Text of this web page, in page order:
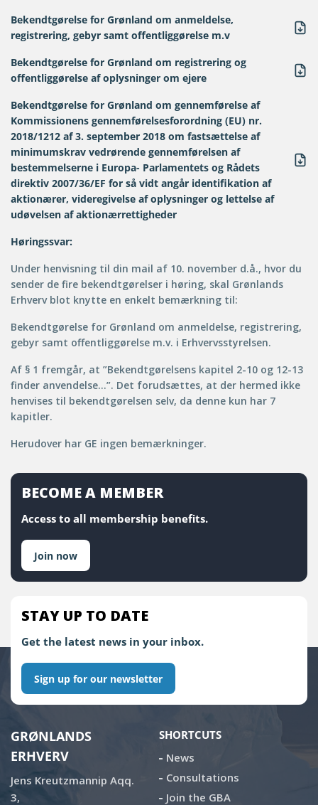
Bekendtgørelse for Grønland om anmeldelse,
registrering, gebyr samt offentliggørelse m.v
Bekendtgørelse for Grønland om registrering og
offentliggørelse af oplysninger om ejere
Bekendtgørelse for Grønland om gennemførelse af
Kommissionens gennemførelsesforordning (EU) nr.
2018/1212 af 3. september 2018 om fastsættelse af
minimumskrav vedrørende gennemførelsen af
bestemmelserne i Europa- Parlamentets og Rådets
direktiv 2007/36/EF for så vidt angår identifikation af
aktionærer, videregivelse af oplysninger og lettelse af
udøvelsen af aktionærrettigheder
Høringssvar:
Under henvisning til din mail af 10. november d.å., hvor du
sender de fire bekendtgørelser i høring, skal Grønlands
Erhverv blot knytte en enkelt bemærkning til:
Bekendtgørelse for Grønland om anmeldelse, registrering,
gebyr samt offentliggørelse m.v. i Erhvervsstyrelsen.
Af § 1 fremgår, at ”Bekendtgørelsens kapitel 2-10 og 12-13
finder anvendelse…”. Det forudsættes, at der hermed ikke
henvises til bekendtgørelsen selv, da denne kun har 7
kapitler.
Herudover har GE ingen bemærkninger.
BECOME A MEMBER
Access to all membership benefits.
Join now
STAY UP TO DATE
Get the latest news in your inbox.
Sign up for our newsletter
GRØNLANDS
ERHVERV
Jens Kreutzmannip Aqq.
3,
SHORTCUTS
News
Consultations
Join the GBA